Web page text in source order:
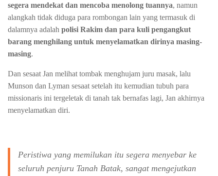
segera mendekat dan mencoba menolong tuannya, namun
alangkah tidak diduga para rombongan lain yang termasuk di
dalamnya adalah polisi Rakim dan para kuli pengangkut
barang menghilang untuk menyelamatkan dirinya masing-
masing.
Dan sesaat Jan melihat tombak menghujam juru masak, lalu
Munson dan Lyman sesaat setelah itu kemudian tubuh para
missionaris ini tergeletak di tanah tak bernafas lagi, Jan akhirnya
menyelamatkan diri.
Peristiwa yang memilukan itu segera menyebar ke
seluruh penjuru Tanah Batak, sangat mengejutkan